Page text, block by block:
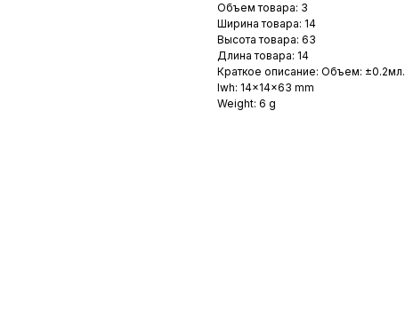
Объем товара: 3
Ширина товара: 14
Высота товара: 63
Длина товара: 14
Краткое описание: Объем: ±0.2мл.
lwh: 14x14x63 mm
Weight: 6 g